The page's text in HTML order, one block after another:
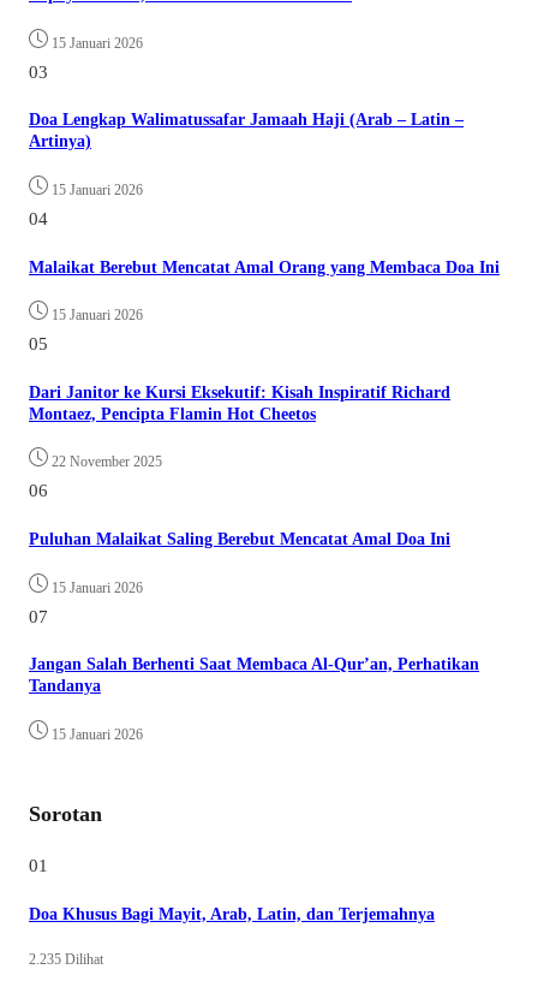
15 Januari 2026
03
Doa Lengkap Walimatussafar Jamaah Haji (Arab – Latin –
Artinya)
15 Januari 2026
04
Malaikat Berebut Mencatat Amal Orang yang Membaca Doa Ini
15 Januari 2026
05
Dari Janitor ke Kursi Eksekutif: Kisah Inspiratif Richard
Montaez, Pencipta Flamin Hot Cheetos
22 November 2025
06
Puluhan Malaikat Saling Berebut Mencatat Amal Doa Ini
15 Januari 2026
07
Jangan Salah Berhenti Saat Membaca Al-Qur’an, Perhatikan
Tandanya
15 Januari 2026
Sorotan
01
Doa Khusus Bagi Mayit, Arab, Latin, dan Terjemahnya
2.235 Dilihat